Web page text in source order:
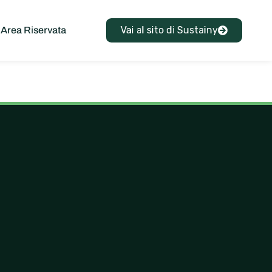
Area Riservata Vai al sito di Sustainy